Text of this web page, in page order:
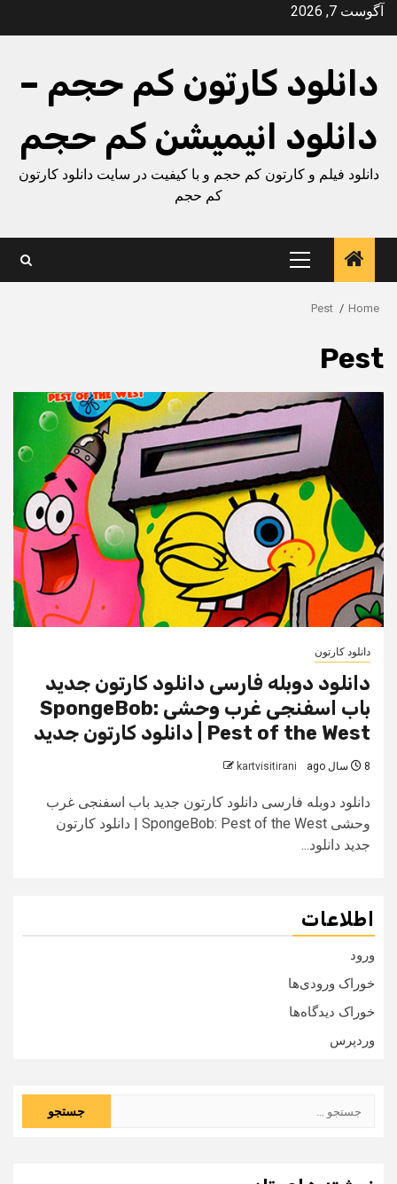
Skipآگوست 7, 2026
دانلود کارتون کم حجم –
دانلود انیمیشن کم حجم
دانلود فیلم و کارتون کم حجم و با کیفیت در سایت دانلود کارتون
کم حجم
Primary
Menu
Home
Pest
Pest
دانلود کارتون
دانلود دوبله فارسی دانلود کارتون جدید
باب اسفنجی غرب وحشی SpongeBob:
Pest of the West | دانلود کارتون جدید
8 سال ago kartvisitirani
دانلود دوبله فارسی دانلود کارتون جدید باب اسفنجی غرب
وحشی SpongeBob: Pest of the West | دانلود کارتون
جدید دانلود...
اطلاعات
ورود
خوراک ورودی‌ها
خوراک دیدگاه‌ها
وردپرس